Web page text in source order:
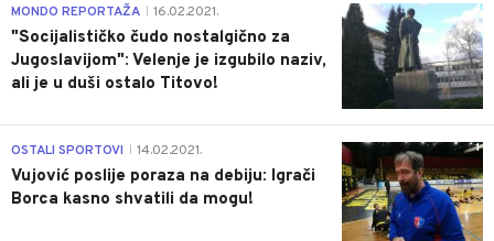
4
MONDO REPORTAŽA 16.02.2021.
"Socijalističko čudo nostalgično za
Jugoslavijom": Velenje je izgubilo naziv,
ali je u duši ostalo Titovo!
1
OSTALI SPORTOVI 14.02.2021.
Vujović poslije poraza na debiju: Igrači
Borca kasno shvatili da mogu!